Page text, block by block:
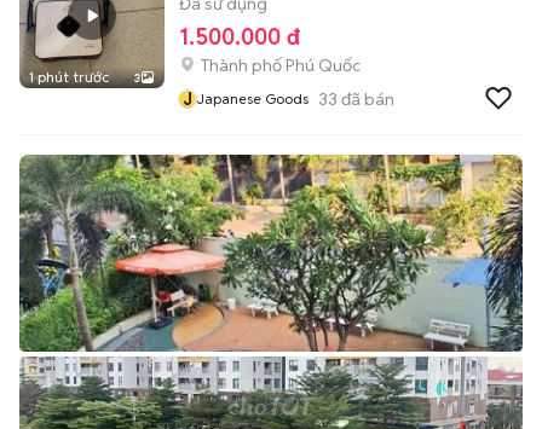
1 phút trước 3
1.500.000 đ
Thành phố Phú Quốc
J Japanese Goods 33 đã bán